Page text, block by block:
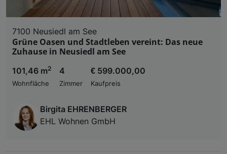
7100 Neusiedl am See
Grüne Oasen und Stadtleben vereint: Das neue
Zuhause in Neusiedl am See
101,46 m2
Wohnfläche
4
Zimmer
€ 599.000,00
Kaufpreis
Birgita EHRENBERGER
EHL Wohnen GmbH